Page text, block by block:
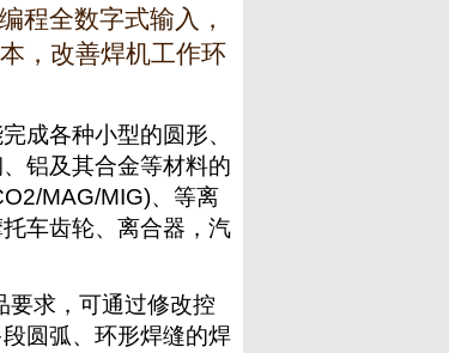
程全数字式输入，
，改善焊机工作环
成各种小型的圆形、
铝及其合金等材料的
MAG/MIG)、等离
车齿轮、离合器，汽
要求，可通过修改控
圆弧、环形焊缝的焊